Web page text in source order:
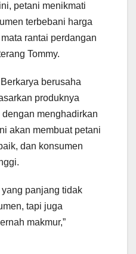
petani menikmati
terbebani harga
rantai perdangan
Tommy.
berusaha
produknya
menghadirkan
akan membuat petani
dan konsumen
panjang tidak
tapi juga
makmur,”